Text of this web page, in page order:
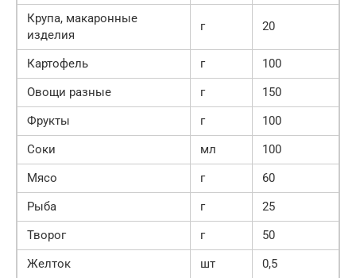
Крупа, макаронные
изделия
г 20
Картофель г
100
Овощи разные
г
150
Фрукты
г
100
Соки
мл
100
Мясо
г
60
Рыба
г
25
Творог
г
50
Желток
шт
0,5